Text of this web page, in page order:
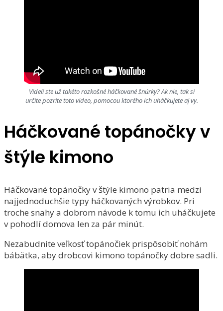
Videli ste už takéto rozkošné háčkované šnúrky? Ak nie, tak si
určite pozrite toto video, pomocou ktorého ich uháčkujete aj vy.
Háčkované topánočky v
štýle kimono
Háčkované topánočky v štýle kimono patria medzi
najjednoduchšie typy háčkovaných výrobkov. Pri
troche snahy a dobrom návode k tomu ich uháčkujete
v pohodlí domova len za pár minút.
Nezabudnite veľkosť topánočiek prispôsobiť nohám
bábätka, aby drobcovi kimono topánočky dobre sadli.